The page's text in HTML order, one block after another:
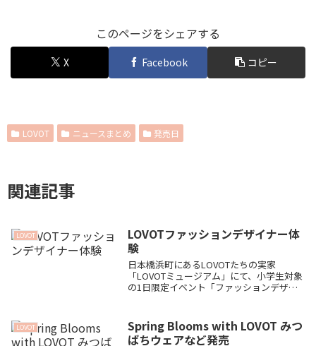
LOVOT ニュースまとめ 発売日
このページをシェアする
X Facebook コピー
関連記事
LOVOT
LOVOTファッションデザイナー体
験
日本橋浜町にあるLOVOTたちの実家
「LOVOTミュージアム」にて、小学生対象
の1日限定イベント「ファッションデザイ
用オリジナルTシャツ」の豪華プレゼント
付き。教育現場でも活躍するLOVOTと子ど
LOVOT
Spring Blooms with LOVOT みつ
ばちウェアなど発売